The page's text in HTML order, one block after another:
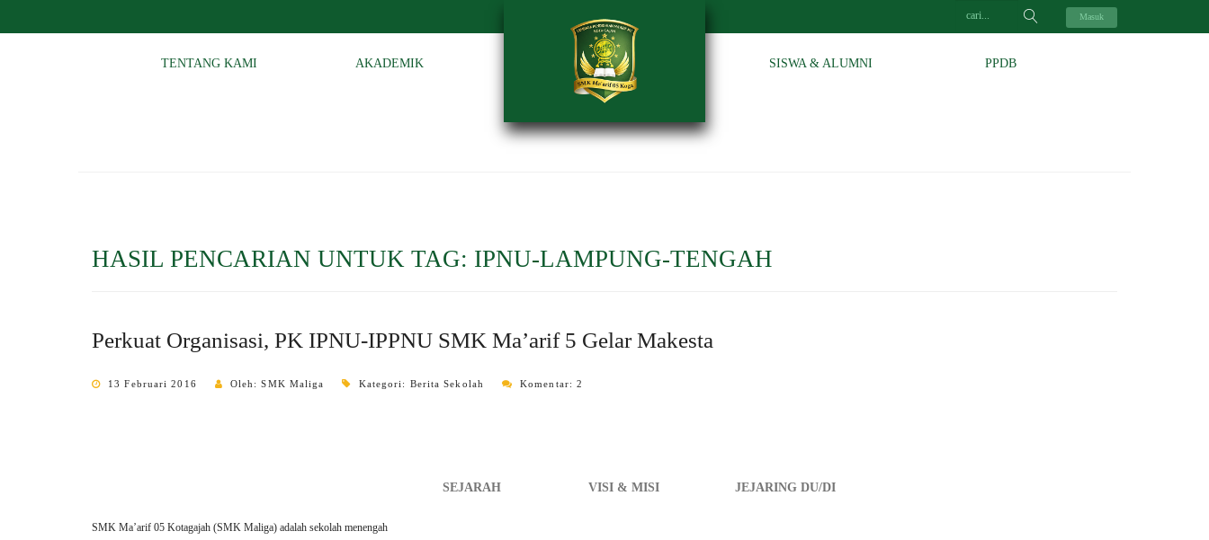
Masuk
TENTANG KAMI AKADEMIK SISWA & ALUMNI PPDB
HASIL PENCARIAN UNTUK TAG: IPNU-LAMPUNG-TENGAH
Perkuat Organisasi, PK IPNU-IPPNU SMK Ma’arif 5 Gelar Makesta
13 Februari 2016 Oleh: SMK Maliga Kategori: Berita Sekolah Komentar: 2
SMK Ma’arif 05 Kotagajah (SMK Maliga) adalah sekolah menengah
SEJARAH VISI & MISI JEJARING DU/DI